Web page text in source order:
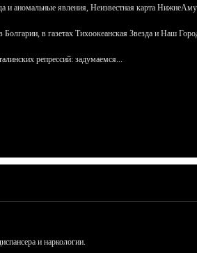
аномальные явления, Неизвестная карта
в газетах Тихоокеанская Звезда и Наш
репрессий: задумаемся...
и наркологии.